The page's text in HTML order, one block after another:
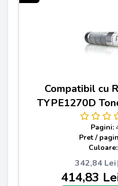
Compatibil cu
TYPE1270D
Pagini:
Pret /
342,84 Lei
414,83